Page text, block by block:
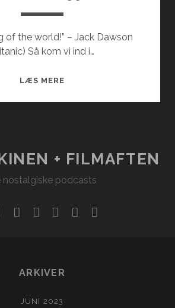
of the world!” – Jack Dawson
Så kom vi ind i…
LÆS MERE
+ FILMAFTEN
nostalgiske podcasts
instagram
youtube
rss emailpodcast
ARKIVER
JUNI 2023